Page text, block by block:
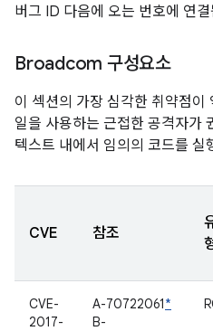
버그 ID 다음에 오는 번호에 연
Broadcom 구성요소
이 섹션의 가장 심각한 취약점
일을 사용하는 근접한 공격자가
텍스트 내에서 임의의 코드를 실
CVE 참조
CVE-
2017-
A-70722061*
B-